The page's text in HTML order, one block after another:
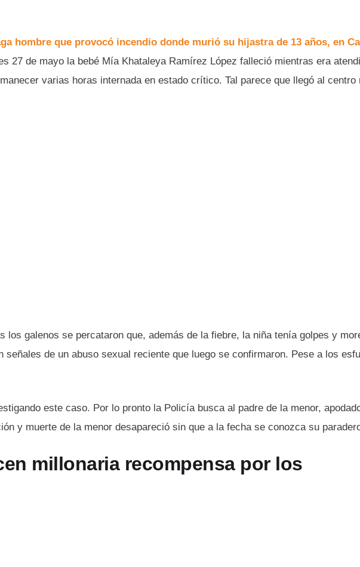
hombre que provocó incendio donde murió su hijastra de 13 años, en
27 de mayo la bebé Mía Khataleya Ramírez López falleció mientras era
varias horas internada en estado crítico. Tal parece que llegó al centro
los galenos se percataron que, además de la fiebre, la niña tenía golpes y
señales de un abuso sexual reciente que luego se confirmaron. Pese a los
este caso. Por lo pronto la Policía busca al padre de la menor,
y muerte de la menor desapareció sin que a la fecha se conozca su
millonaria recompensa por los